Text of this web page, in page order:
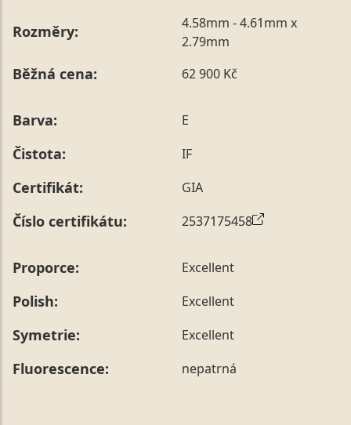
Rozměry:
4.58mm - 4.61mm x
2.79mm
Běžná cena: 62 900 Kč
Barva: E
Čistota: IF
Certifikát: GIA
Číslo certifikátu: 2537175458
Proporce: Excellent
Polish: Excellent
Symetrie: Excellent
Fluorescence: nepatrná